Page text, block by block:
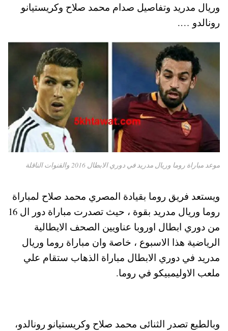
وريال مدريد وتفاصيل صدام محمد صلاح وكريستيانو
رونالدو ….
موعد مباراة روما وريال مدريد في دوري الابطال 2016 والقنوات الناقلة
ويستعد فريق روما بقيادة المصري محمد صلاح لمباراة
روما وريال مدريد بقوة ، حيث تصدرت مباراة دور ال 16
من دوري ابطال اوروبا عناويين الصحف الايطالية
الرياضية هذا الاسبوع ، خاصة وان مباراة روما وريال
مدريد في دوري الابطال مباراة الذهاب ستقام علي
ملعب الاوليمبيكو في روما.
وبالطبع تصدر الثنائى محمد صلاح وكريستيانو رونالدو،